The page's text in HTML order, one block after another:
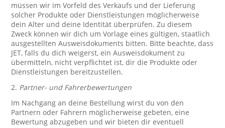
müssen wir im Vorfeld des Verkaufs und der Lieferung
solcher Produkte oder Dienstleistungen möglicherweise
dein Alter und deine Identität überprüfen. Zu diesem
Zweck können wir dich um Vorlage eines gültigen, staatlich
ausgestellten Ausweisdokuments bitten. Bitte beachte, dass
JET, falls du dich weigerst, ein Ausweisdokument zu
übermitteln, nicht verpflichtet ist, dir die Produkte oder
Dienstleistungen bereitzustellen.
2. Partner- und Fahrerbewertungen
Im Nachgang an deine Bestellung wirst du von den
Partnern oder Fahrern möglicherweise gebeten, eine
Bewertung abzugeben und wir bieten dir eventuell